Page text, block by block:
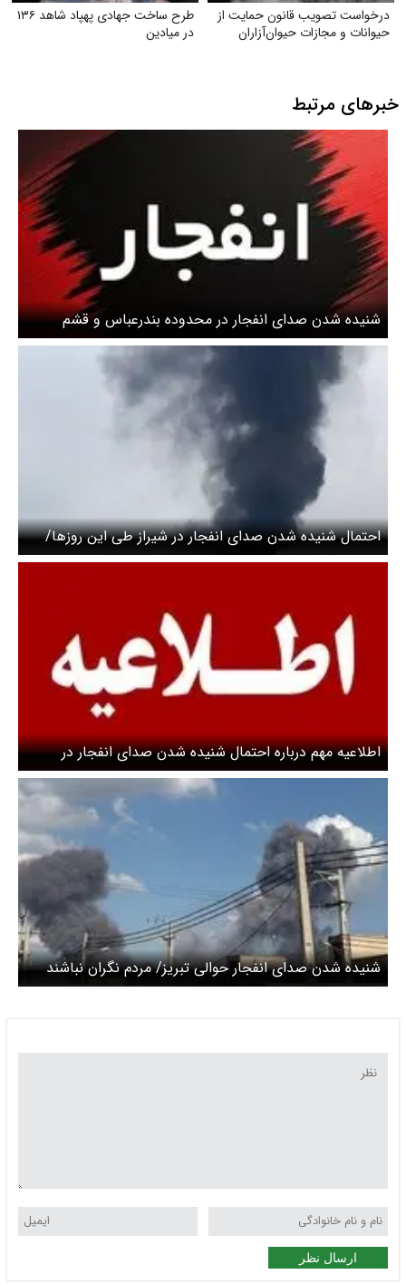
درخواست تصویب قانون حمایت از
حیوانات و مجازات حیوان‌آزاران
طرح ساخت جهادی پهپاد شاهد ۱۳۶
در میادین
خبرهای مرتبط
شنیده شدن صدای انفجار در محدوده بندرعباس و قشم
احتمال شنیده شدن صدای انفجار در شیراز طی این روزها/
ارتش اطلاعیه داد
اطلاعیه مهم درباره احتمال شنیده شدن صدای انفجار در
عسلویه
شنیده شدن صدای انفجار حوالی تبریز/ مردم نگران نباشند
ارسال نظر